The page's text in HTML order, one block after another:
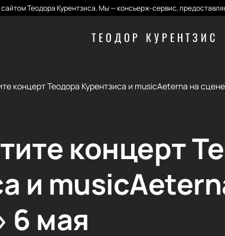
Теодора Курентзиса. Мы — консьерж-сервис,
ТЕОДОР КУРЕНТЗИС
концерт Теодора Курентзиса и musicAeterna на
концерт
и
6 мая